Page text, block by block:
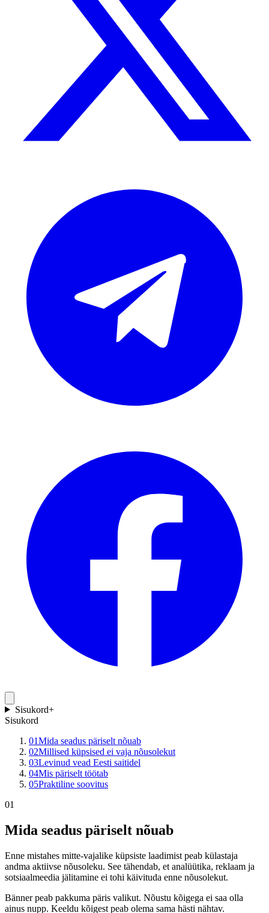
Sisukord+
Sisukord
01Mida seadus päriselt nõuab
02Millised küpsised ei vaja nõusolekut
03Levinud vead Eesti saitidel
04Mis päriselt töötab
05Praktiline soovitus
01
Mida seadus päriselt nõuab
Enne mistahes mitte-vajalike küpsiste laadimist peab külastaja
andma aktiivse nõusoleku. See tähendab, et analüütika, reklaam ja
sotsiaalmeedia jälitamine ei tohi käivituda enne nõusolekut.
Bänner peab pakkuma päris valikut. Nõustu kõigega ei saa olla
ainus nupp. Keeldu kõigest peab olema sama hästi nähtav.